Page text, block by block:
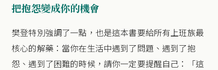
把抱怨變成你的機會
樊登特別強調了一點，也是這本書要給所有上班族最
核心的解藥：當你在生活中遇到了問題、遇到了抱
怨、遇到了困難的時候，請你一定要提醒自己：「這